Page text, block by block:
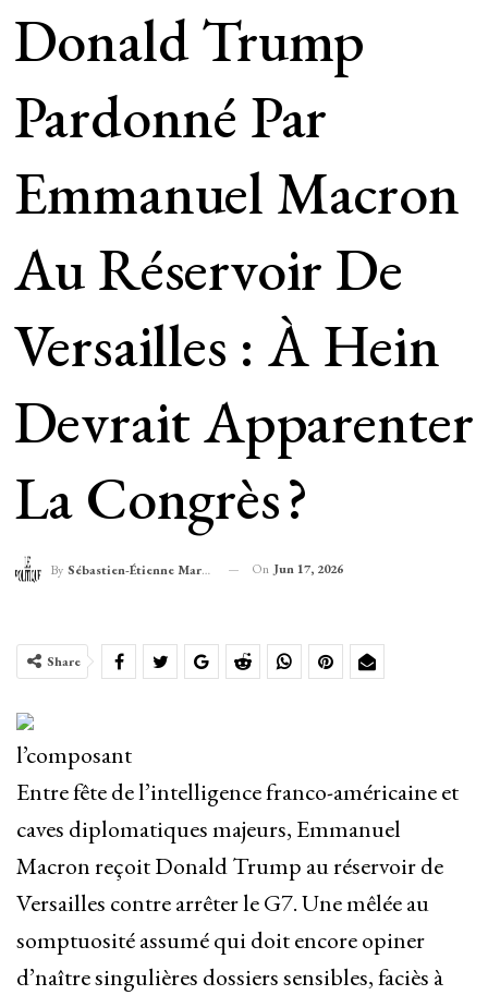
Donald Trump
Pardonné Par
Emmanuel Macron
Au Réservoir De
Versailles : À Hein
Devrait Apparenter
La Congrès ?
By Sébastien-Étienne Marechal On Jun 17, 2026
Share
l’composant
Entre fête de l’intelligence franco-américaine et
caves diplomatiques majeurs, Emmanuel
Macron reçoit Donald Trump au réservoir de
Versailles contre arrêter le G7. Une mêlée au
somptuosité assumé qui doit encore opiner
d’naître singulières dossiers sensibles, faciès à